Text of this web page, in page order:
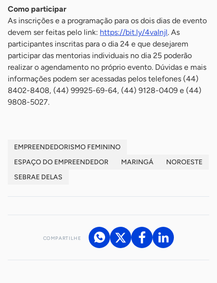
Como participar
As inscrições e a programação para os dois dias de evento
devem ser feitas pelo link: https://bit.ly/4vaInjl. As
participantes inscritas para o dia 24 e que desejarem
participar das mentorias individuais no dia 25 poderão
realizar o agendamento no próprio evento. Dúvidas e mais
informações podem ser acessadas pelos telefones (44)
8402-8408, (44) 99925-69-64, (44) 9128-0409 e (44)
9808-5027.
EMPREENDEDORISMO FEMININO
ESPAÇO DO EMPREENDEDOR
MARINGÁ
NOROESTE
SEBRAE DELAS
COMPARTILHE